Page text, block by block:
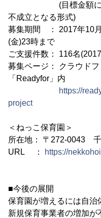
(目標金額に1円で
不成立となる形式)
募集期間 ： 2017年10
(金)23時まで
ご支援件数： 116名
募集ページ： クラウド
「Readyfor」内
https://
project
＜ねっこ保育園＞
所在地： 〒272-0043
URL ：
https://
■今後の展開
保育園が増えるには自治
新規保育事業者の増加が